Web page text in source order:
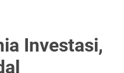
Investasi,